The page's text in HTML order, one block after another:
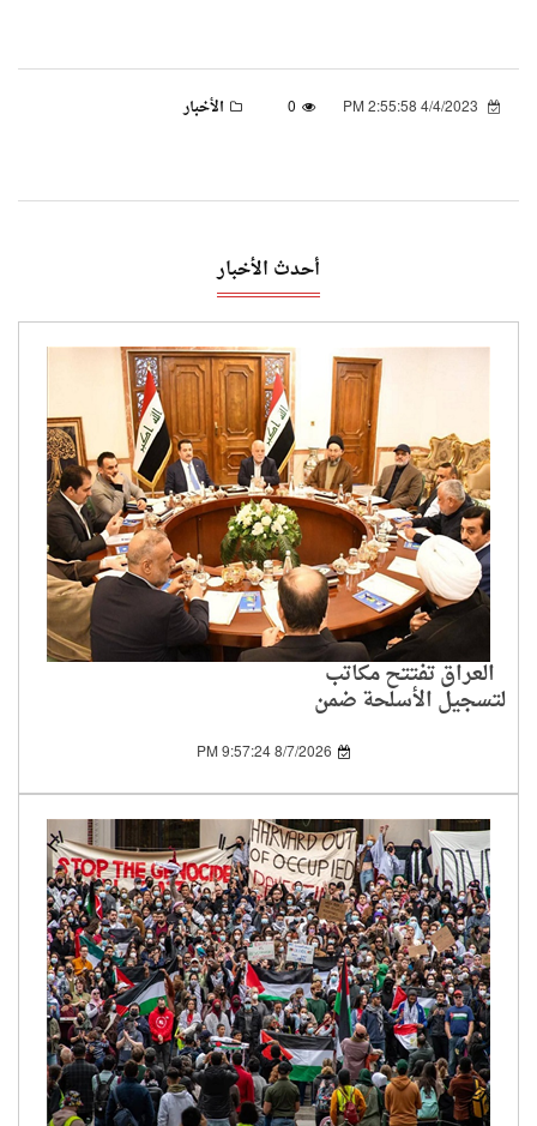
0 الأخبار
أحدث الأخبار
العراق تفتتح مكاتب
لتسجيل الأسلحة ضمن
الفصائل بيد الدولة8/7/2026 9:57:24 PM